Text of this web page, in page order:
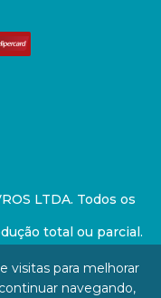
LTDA. Todos os
total ou parcial.
sem aviso prévio.
visitas para melhorar
navegando,